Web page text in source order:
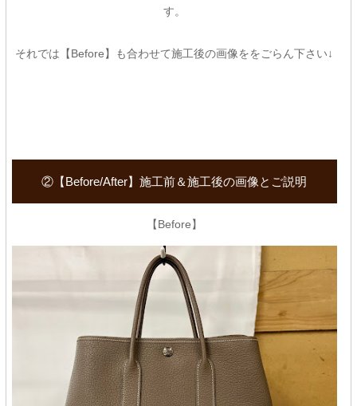
す。
それでは【Before】も合わせて施工後の画像ををごらん下さい↓
②【Before/After】施工前＆施工後の画像とご説明
【Before】